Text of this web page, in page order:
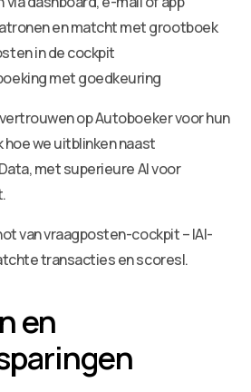
en matcht met grootboek
in de cockpit
met goedkeuring
op Autoboeker voor hun
we uitblinken naast
met superieure AI voor
van vraagposten-cockpit – |AI-
transacties en scores|.
en